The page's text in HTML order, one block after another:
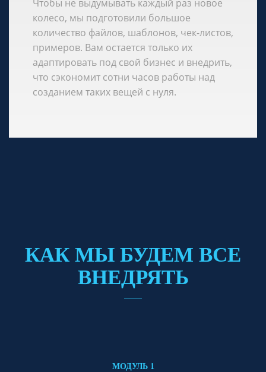
Чтобы не выдумывать каждый раз новое
колесо, мы подготовили большое
количество файлов, шаблонов, чек-листов,
примеров. Вам остается только их
адаптировать под свой бизнес и внедрить,
что сэкономит сотни часов работы над
созданием таких вещей с нуля.
КАК МЫ БУДЕМ ВСЕ
ВНЕДРЯТЬ
МОДУЛЬ 1